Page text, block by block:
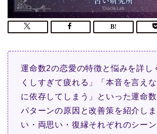
運命数2の恋愛の特徴と悩みを詳し
くしすぎて疲れる」「本音を言え
に依存してしまう」といった運命
パターンの原因と改善策を紹介し
い・両思い・復縁それぞれのシー